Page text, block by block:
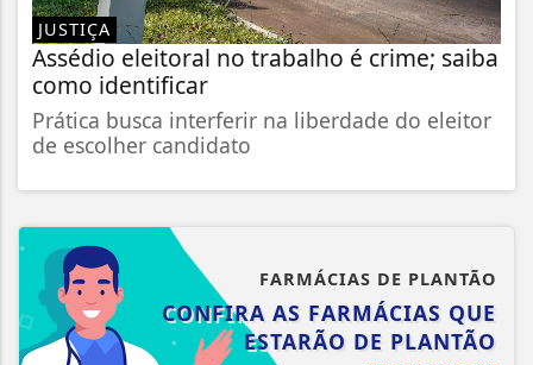
JUSTIÇA
Assédio eleitoral no trabalho é crime; saiba
como identificar
Prática busca interferir na liberdade do eleitor
de escolher candidato
FARMÁCIAS DE PLANTÃO
CONFIRA AS FARMÁCIAS QUE
ESTARÃO DE PLANTÃO